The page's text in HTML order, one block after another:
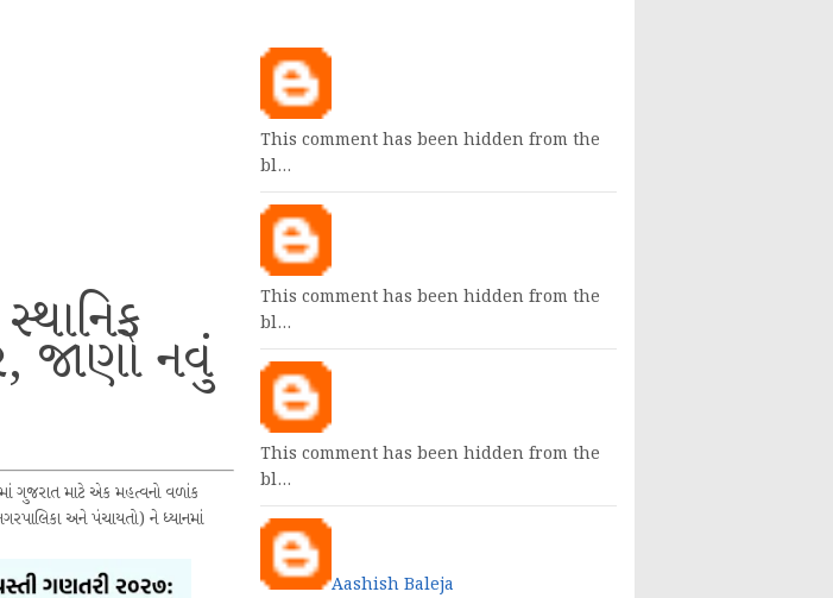
જાણો નવું
ગુજરાત માટે એક મહત્વનો વળાંક
અને પંચાયતો) ને ધ્યાનમાં
This comment has been hidden from the
bl…
This comment has been hidden from the
bl…
This comment has been hidden from the
bl…
Aashish Baleja